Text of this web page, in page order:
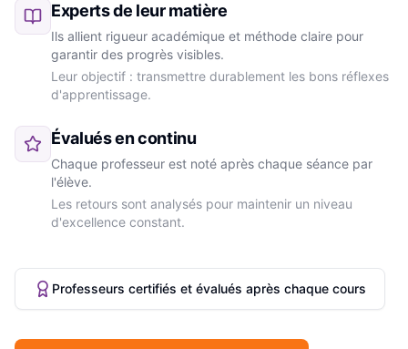
Experts de leur matière
Ils allient rigueur académique et méthode claire pour
garantir des progrès visibles.
Leur objectif : transmettre durablement les bons réflexes
d'apprentissage.
Évalués en continu
Chaque professeur est noté après chaque séance par
l'élève.
Les retours sont analysés pour maintenir un niveau
d'excellence constant.
Professeurs certifiés et évalués après chaque cours